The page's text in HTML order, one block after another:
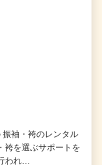
振袖・袴のレンタル
袴を選ぶサポートを
われ…